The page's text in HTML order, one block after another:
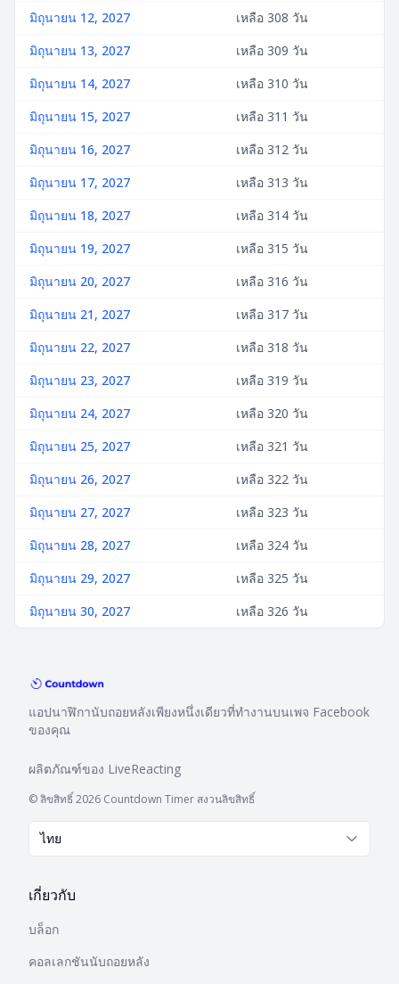
มิถุนายน 12, 2027
เหลือ 308 วัน
มิถุนายน 13, 2027
เหลือ 309 วัน
มิถุนายน 14, 2027
เหลือ 310 วัน
มิถุนายน 15, 2027
เหลือ 311 วัน
มิถุนายน 16, 2027
เหลือ 312 วัน
มิถุนายน 17, 2027
เหลือ 313 วัน
มิถุนายน 18, 2027
เหลือ 314 วัน
มิถุนายน 19, 2027
เหลือ 315 วัน
มิถุนายน 20, 2027
เหลือ 316 วัน
มิถุนายน 21, 2027
เหลือ 317 วัน
มิถุนายน 22, 2027
เหลือ 318 วัน
มิถุนายน 23, 2027
เหลือ 319 วัน
มิถุนายน 24, 2027
เหลือ 320 วัน
มิถุนายน 25, 2027
เหลือ 321 วัน
มิถุนายน 26, 2027
เหลือ 322 วัน
มิถุนายน 27, 2027
เหลือ 323 วัน
มิถุนายน 28, 2027
เหลือ 324 วัน
มิถุนายน 29, 2027
เหลือ 325 วัน
มิถุนายน 30, 2027
เหลือ 326 วัน
แอปนาฬิกานับถอยหลังเพียงหนึ่งเดียวที่ทำงานบนเพจ Facebook
ของคุณ
ผลิตภัณฑ์ของ LiveReacting
© ลิขสิทธิ์ 2026 Countdown Timer สงวนลิขสิทธิ์
ไทย
เกี่ยวกับ
บล็อก
คอลเลกชันนับถอยหลัง